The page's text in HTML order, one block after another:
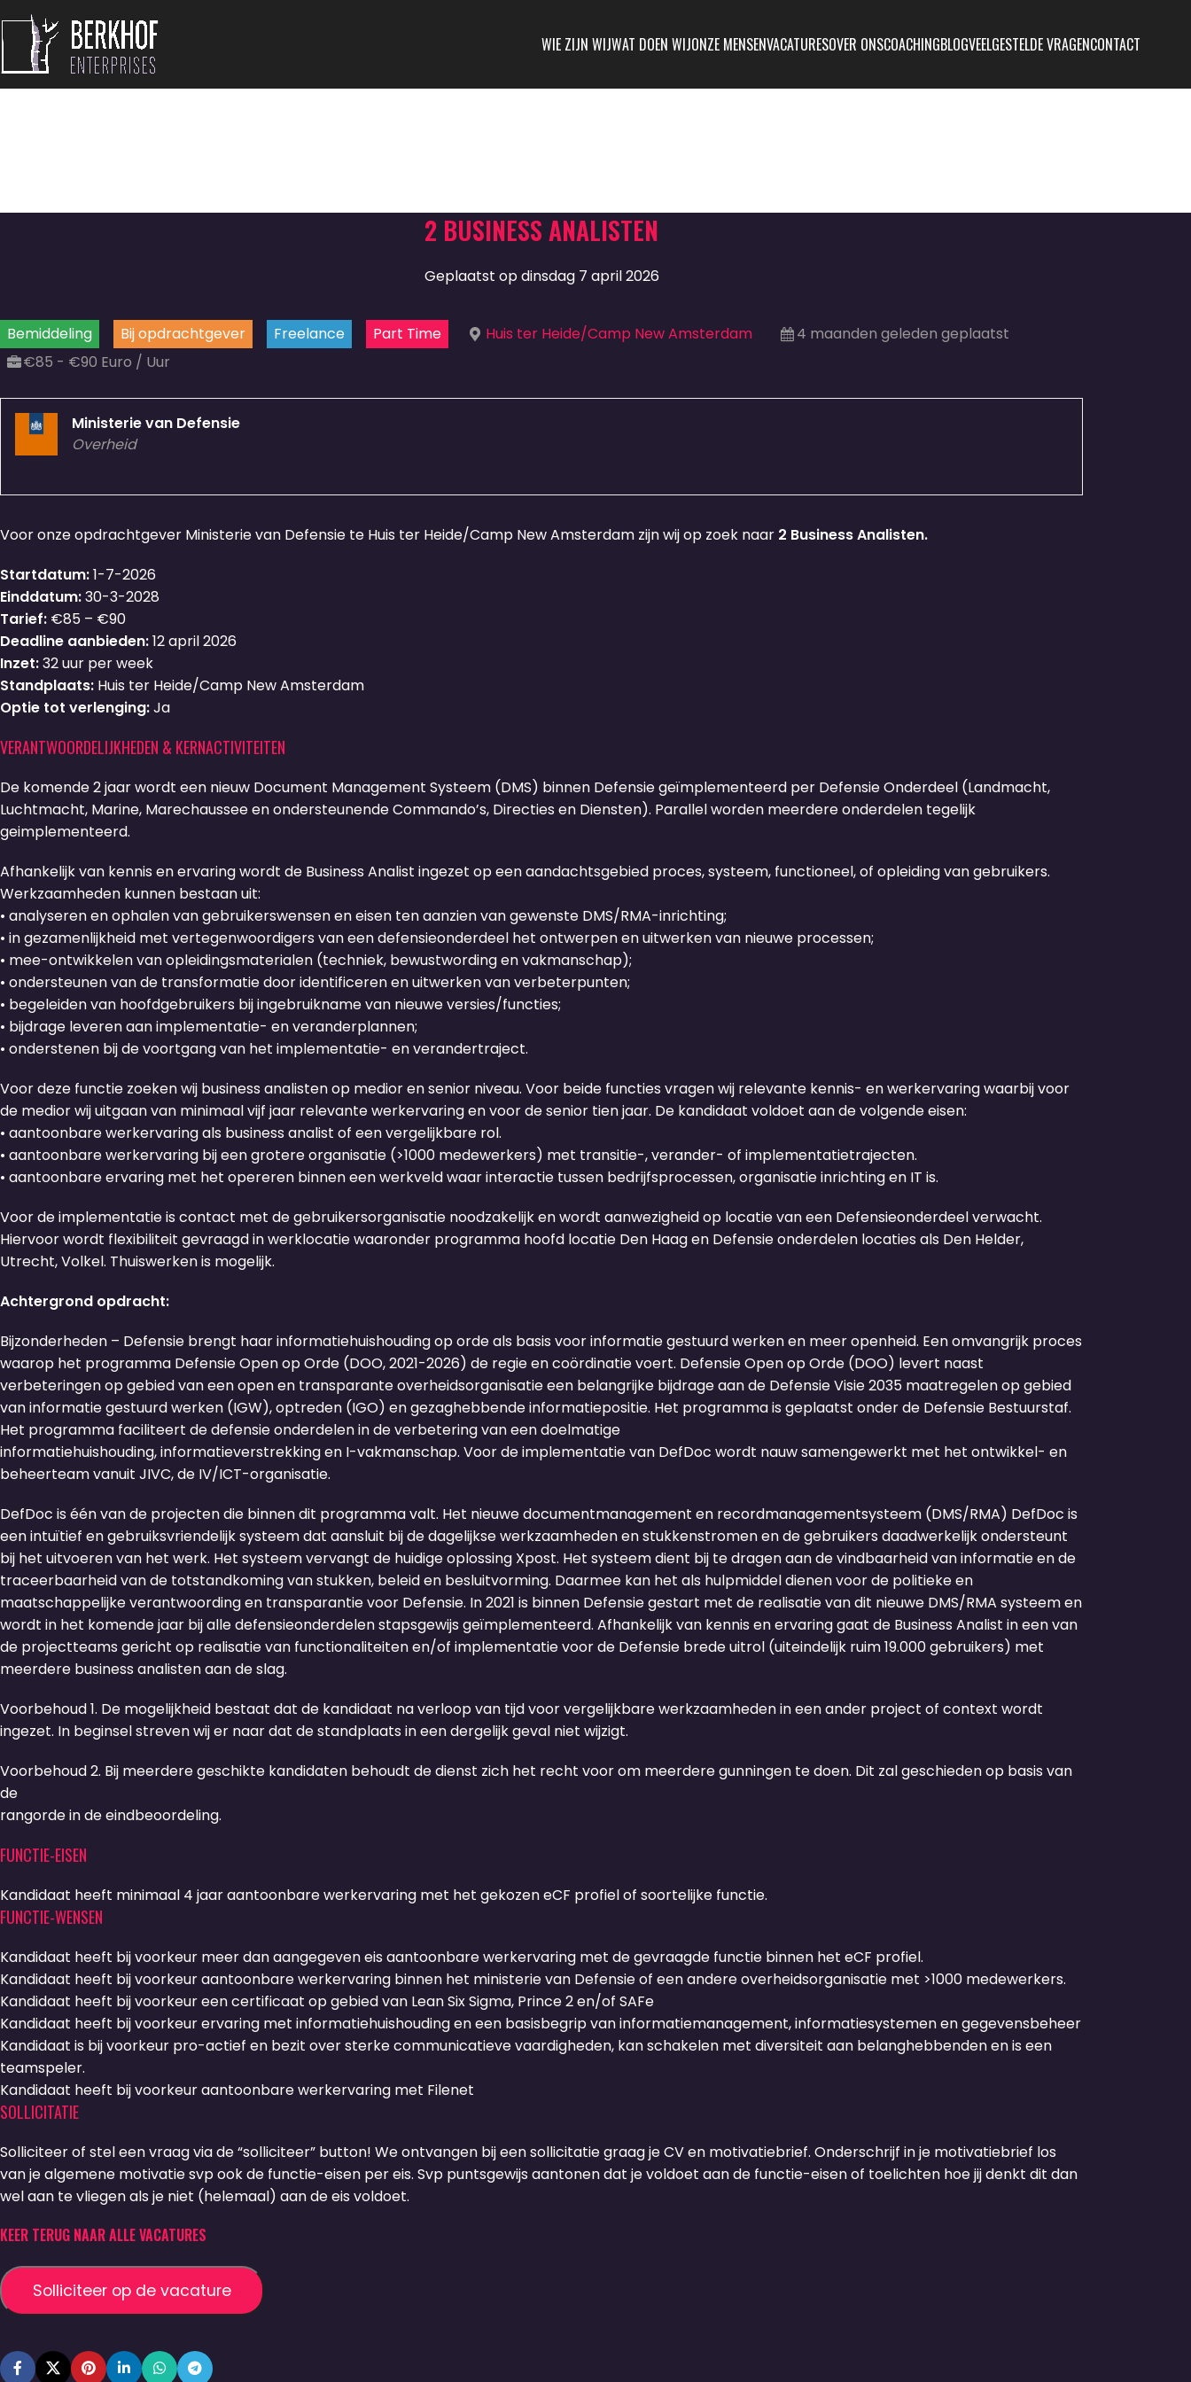
WIE ZIJN WIJWAT DOEN WIJONZE MENSENVACATURESOVER ONSCOACHINGBLOGVEELGESTELDE VRAGENCONTACT
2 BUSINESS ANALISTEN
Geplaatst op dinsdag 7 april 2026
Bemiddeling Bij opdrachtgever Freelance Part Time Huis ter Heide/Camp New Amsterdam
4 maanden geleden geplaatst
€85 - €90 Euro / Uur
Ministerie van Defensie
Overheid
Voor onze opdrachtgever Ministerie van Defensie te Huis ter Heide/Camp New Amsterdam zijn wij op zoek naar 2 Business Analisten.
Startdatum:1-7-2026
Einddatum:30-3-2028
Tarief: €85 – €90
Deadline aanbieden:12 april 2026
Inzet:32 uur per week
Standplaats: Huis ter Heide/Camp New Amsterdam
Optie tot verlenging:Ja
VERANTWOORDELIJKHEDEN & KERNACTIVITEITEN
De komende 2 jaar wordt een nieuw Document Management Systeem (DMS) binnen Defensie geïmplementeerd per Defensie Onderdeel (Landmacht,
Luchtmacht, Marine, Marechaussee en ondersteunende Commando’s, Directies en Diensten). Parallel worden meerdere onderdelen tegelijk
geimplementeerd.
Afhankelijk van kennis en ervaring wordt de Business Analist ingezet op een aandachtsgebied proces, systeem, functioneel, of opleiding van gebruikers.
Werkzaamheden kunnen bestaan uit:
• analyseren en ophalen van gebruikerswensen en eisen ten aanzien van gewenste DMS/RMA-inrichting;
• in gezamenlijkheid met vertegenwoordigers van een defensieonderdeel het ontwerpen en uitwerken van nieuwe processen;
• mee-ontwikkelen van opleidingsmaterialen (techniek, bewustwording en vakmanschap);
• ondersteunen van de transformatie door identificeren en uitwerken van verbeterpunten;
• begeleiden van hoofdgebruikers bij ingebruikname van nieuwe versies/functies;
• bijdrage leveren aan implementatie- en veranderplannen;
• onderstenen bij de voortgang van het implementatie- en verandertraject.
Voor deze functie zoeken wij business analisten op medior en senior niveau. Voor beide functies vragen wij relevante kennis- en werkervaring waarbij voor
de medior wij uitgaan van minimaal vijf jaar relevante werkervaring en voor de senior tien jaar. De kandidaat voldoet aan de volgende eisen:
• aantoonbare werkervaring als business analist of een vergelijkbare rol.
• aantoonbare werkervaring bij een grotere organisatie (>1000 medewerkers) met transitie-, verander- of implementatietrajecten.
• aantoonbare ervaring met het opereren binnen een werkveld waar interactie tussen bedrijfsprocessen, organisatie inrichting en IT is.
Voor de implementatie is contact met de gebruikersorganisatie noodzakelijk en wordt aanwezigheid op locatie van een Defensieonderdeel verwacht.
Hiervoor wordt flexibiliteit gevraagd in werklocatie waaronder programma hoofd locatie Den Haag en Defensie onderdelen locaties als Den Helder,
Utrecht, Volkel. Thuiswerken is mogelijk.
Achtergrond opdracht:
Bijzonderheden – Defensie brengt haar informatiehuishouding op orde als basis voor informatie gestuurd werken en meer openheid. Een omvangrijk proces
waarop het programma Defensie Open op Orde (DOO, 2021-2026) de regie en coördinatie voert. Defensie Open op Orde (DOO) levert naast
verbeteringen op gebied van een open en transparante overheidsorganisatie een belangrijke bijdrage aan de Defensie Visie 2035 maatregelen op gebied
van informatie gestuurd werken (IGW), optreden (IGO) en gezaghebbende informatiepositie. Het programma is geplaatst onder de Defensie Bestuurstaf.
Het programma faciliteert de defensie onderdelen in de verbetering van een doelmatige
informatiehuishouding, informatieverstrekking en I-vakmanschap. Voor de implementatie van DefDoc wordt nauw samengewerkt met het ontwikkel- en
beheerteam vanuit JIVC, de IV/ICT-organisatie.
DefDoc is één van de projecten die binnen dit programma valt. Het nieuwe documentmanagement en recordmanagementsysteem (DMS/RMA) DefDoc is
een intuïtief en gebruiksvriendelijk systeem dat aansluit bij de dagelijkse werkzaamheden en stukkenstromen en de gebruikers daadwerkelijk ondersteunt
bij het uitvoeren van het werk. Het systeem vervangt de huidige oplossing Xpost. Het systeem dient bij te dragen aan de vindbaarheid van informatie en de
traceerbaarheid van de totstandkoming van stukken, beleid en besluitvorming. Daarmee kan het als hulpmiddel dienen voor de politieke en
maatschappelijke verantwoording en transparantie voor Defensie. In 2021 is binnen Defensie gestart met de realisatie van dit nieuwe DMS/RMA systeem en
wordt in het komende jaar bij alle defensieonderdelen stapsgewijs geïmplementeerd. Afhankelijk van kennis en ervaring gaat de Business Analist in een van
de projectteams gericht op realisatie van functionaliteiten en/of implementatie voor de Defensie brede uitrol (uiteindelijk ruim 19.000 gebruikers) met
meerdere business analisten aan de slag.
Voorbehoud 1. De mogelijkheid bestaat dat de kandidaat na verloop van tijd voor vergelijkbare werkzaamheden in een ander project of context wordt
ingezet. In beginsel streven wij er naar dat de standplaats in een dergelijk geval niet wijzigt.
Voorbehoud 2. Bij meerdere geschikte kandidaten behoudt de dienst zich het recht voor om meerdere gunningen te doen. Dit zal geschieden op basis van
de
rangorde in de eindbeoordeling.
FUNCTIE-EISEN
Kandidaat heeft minimaal 4 jaar aantoonbare werkervaring met het gekozen eCF profiel of soortelijke functie.
FUNCTIE-WENSEN
Kandidaat heeft bij voorkeur meer dan aangegeven eis aantoonbare werkervaring met de gevraagde functie binnen het eCF profiel.
Kandidaat heeft bij voorkeur aantoonbare werkervaring binnen het ministerie van Defensie of een andere overheidsorganisatie met >1000 medewerkers.
Kandidaat heeft bij voorkeur een certificaat op gebied van Lean Six Sigma, Prince 2 en/of SAFe
Kandidaat heeft bij voorkeur ervaring met informatiehuishouding en een basisbegrip van informatiemanagement, informatiesystemen en gegevensbeheer
Kandidaat is bij voorkeur pro-actief en bezit over sterke communicatieve vaardigheden, kan schakelen met diversiteit aan belanghebbenden en is een
teamspeler.
Kandidaat heeft bij voorkeur aantoonbare werkervaring met Filenet
SOLLICITATIE
Solliciteer of stel een vraag via de “solliciteer” button! We ontvangen bij een sollicitatie graag je CV en motivatiebrief. Onderschrijf in je motivatiebrief los
van je algemene motivatie svp ook de functie-eisen per eis. Svp puntsgewijs aantonen dat je voldoet aan de functie-eisen of toelichten hoe jij denkt dit dan
wel aan te vliegen als je niet (helemaal) aan de eis voldoet.
KEER TERUG NAAR ALLE VACATURES